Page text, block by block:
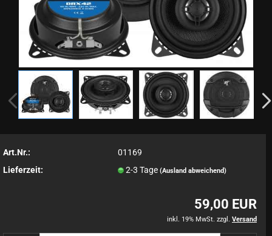
Art.Nr.:
01169
Lieferzeit:
2-3 Tage(Ausland abweichend)
59,00 EUR
inkl. 19% MwSt. zzgl. Versand